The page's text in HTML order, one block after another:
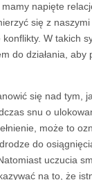
napięte
się z
W takich
do działania, aby
się nad tym,
snu o
może to
do
uczucia
na to, że